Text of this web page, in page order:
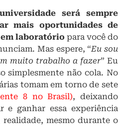
será sempre
mais oportunidades de
laboratório para você do
Mas espere, “Eu sou
muito trabalho a fazer” Eu
simplesmente não cola. No
tomam em torno de sete
8 no Brasil), deixando
e ganhar essa experiência
mesmo durante o